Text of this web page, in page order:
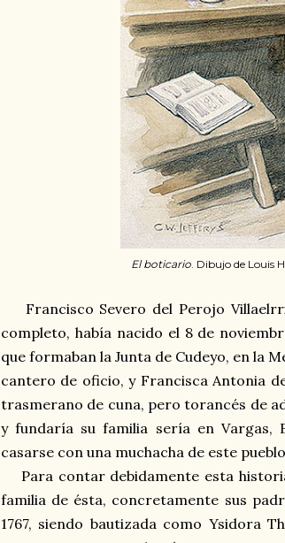
El boticario. Dibujo de Louis
Francisco Severo del Perojo
completo, había nacido el 8 de
que formaban la Junta de Cudeyo, en la
cantero de oficio, y Francisca Antonia
trasmerano de cuna, pero torancés de
y fundaría su familia sería en Vargas,
casarse con una muchacha de este
Para contar debidamente esta
familia de ésta, concretamente sus
1767, siendo bautizada como Ysidora